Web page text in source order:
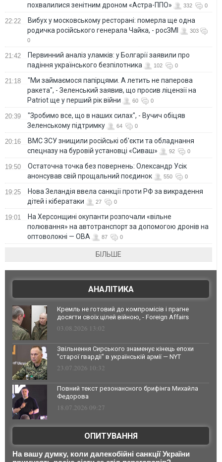
похвалилися зенітним дроном «Астра-ППО»
332 0
22:22
Вибух у московському ресторані: померла ще одна
родичка російського генерала Чайка, - росЗМІ
303
0
21:42
Первинний аналіз уламків: у Болгарії заявили про
падіння українського безпілотника
102 0
21:18
"Ми займаємося папірцями. А летить не паперова
ракета", - Зеленський заявив, що просив ліцензії на
Patriot ще у перший рік війни
60 0
20:39
"Зробимо все, що в наших силах", - Вучич обіцяв
Зеленському підтримку
64 0
20:16
ВМС ЗСУ знищили російські об'єкти та обладнання
спецназу на буровій установці «Сиваш»
92 0
19:50
Остаточна точка без повернень: Олександр Усік
анонсував свій прощальний поєдинок
550 0
19:25
Нова Зеландія ввела санкції проти РФ за викрадення
дітей і кібератаки
27 0
19:01
На Херсонщині окупанти розпочали «вільне
полювання» на автотранспорт за допомогою дронів на
оптоволокні — ОВА
87 0
БІЛЬШЕ
АНАЛІТИКА
Кремль не готовий до компромісів і прагне
досягти своїх цілей війною, - Foreign Affairs
03.08.2026 13:02
Звільнення Сирського знаменує кінець епохи
"старої гвардії" в українській армії — NYT
23.07.2026 10:32
Повний текст резонансного брифінга Михайла
Федорова
18.07.2026 09:27
ОПИТУВАННЯ
На вашу думку, коли далекобійні санкції України